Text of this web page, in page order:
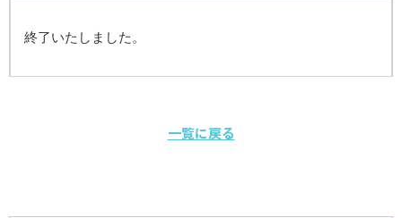
終了いたしました。
一覧に戻る